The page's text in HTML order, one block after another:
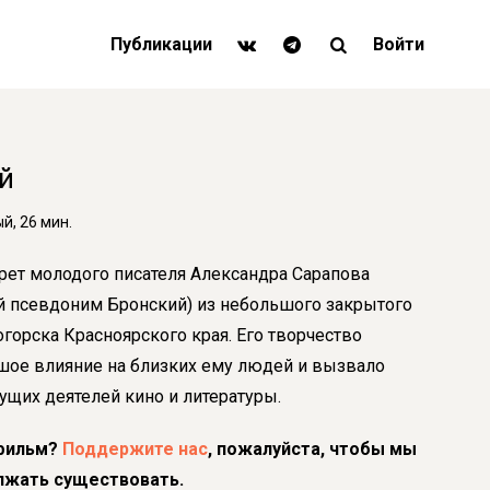
Публикации Войти
26 мин.
молодого писателя Александра Сарапова
псевдоним Бронский) из небольшого закрытого
Красноярского края. Его творчество
влияние на близких ему людей и вызвало
деятелей кино и литературы.
Поддержите нас, пожалуйста, чтобы мы
существовать.